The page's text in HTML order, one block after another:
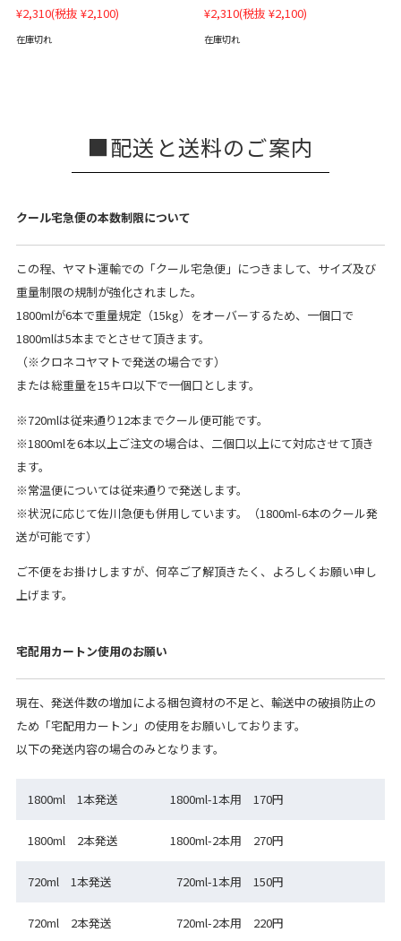
¥2,310(税抜 ¥2,100)
在庫切れ
¥2,310(税抜 ¥2,100)
在庫切れ
配送と送料のご案内
クール宅急便の本数制限について
この程、ヤマト運輸での「クール宅急便」につきまして、サイズ及び
重量制限の規制が強化されました。
1800mlが6本で重量規定（15kg）をオーバーするため、一個口で
1800mlは5本までとさせて頂きます。
（※クロネコヤマトで発送の場合です）
または総重量を15キロ以下で一個口とします。
※720mlは従来通り12本までクール便可能です。
※1800mlを6本以上ご注文の場合は、二個口以上にて対応させて頂き
ます。
※常温便については従来通りで発送します。
※状況に応じて佐川急便も併用しています。（1800ml-6本のクール発
送が可能です）
ご不便をお掛けしますが、何卒ご了解頂きたく、よろしくお願い申し
上げます。
宅配用カートン使用のお願い
現在、発送件数の増加による梱包資材の不足と、輸送中の破損防止の
ため「宅配用カートン」の使用をお願いしております。
以下の発送内容の場合のみとなります。
1800ml 1本発送 1800ml-1本用 170円
1800ml 2本発送 1800ml-2本用 270円
720ml 1本発送 720ml-1本用 150円
720ml 2本発送 720ml-2本用 220円